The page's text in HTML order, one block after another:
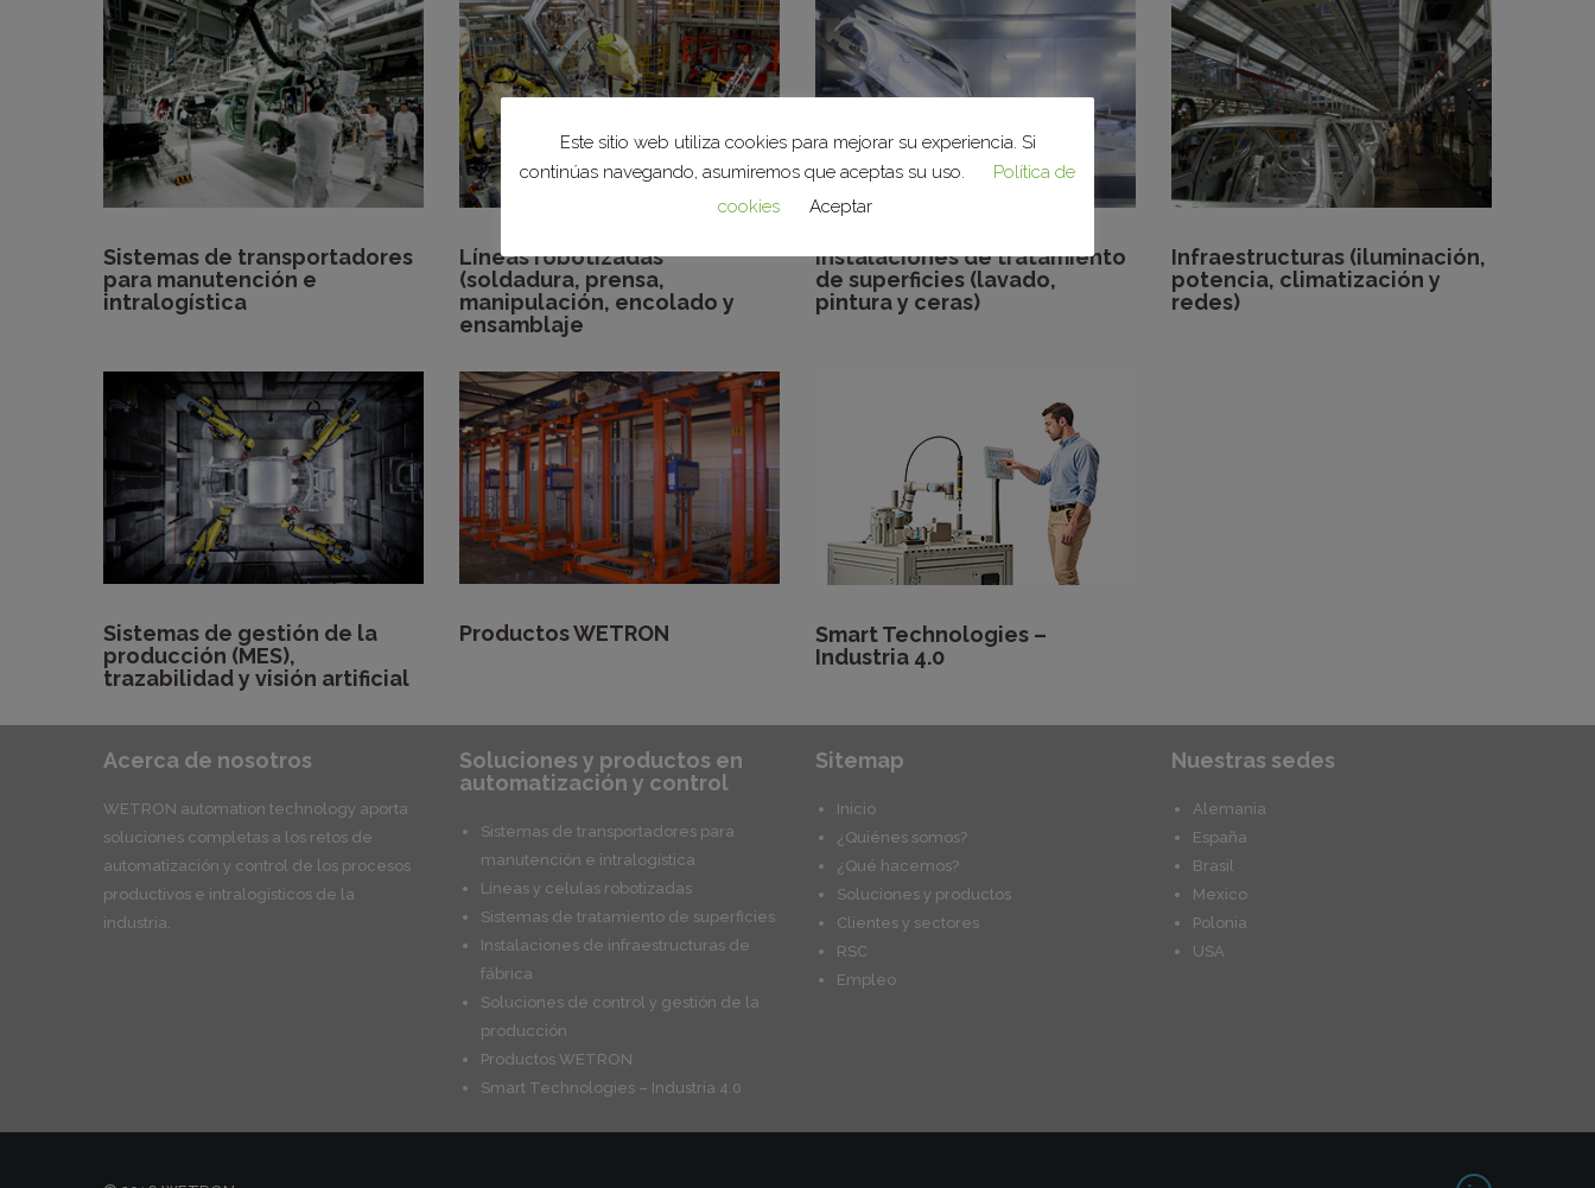
Sistemas de transportadores
para manutención e
intralogística
Líneas robotizadas
(soldadura, prensa,
manipulación, encolado y
ensamblaje
Instalaciones de tratamiento
de superficies (lavado,
pintura y ceras)
Infraestructuras (iluminación,
potencia, climatización y
redes)
Sistemas de gestión de la
producción (MES),
trazabilidad y visión artificial
Productos WETRON
Smart Technologies –
Industria 4.0
Acerca de nosotros
WETRON automation technology aporta
soluciones completas a los retos de
automatización y control de los procesos
productivos e intralogísticos de la
industria.
Soluciones y productos en
automatización y control
Sistemas de transportadores para
manutención e intralogística
Líneas y celulas robotizadas
Sistemas de tratamiento de superficies
Instalaciones de infraestructuras de
fábrica
Soluciones de control y gestión de la
producción
Productos WETRON
Smart Technologies – Industria 4.0
Sitemap
Inicio
¿Quiénes somos?
¿Qué hacemos?
Soluciones y productos
Clientes y sectores
RSC
Empleo
Nuestras sedes
Alemania
España
Brasil
Mexico
Polonia
USA
Este sitio web utiliza cookies para mejorar su experiencia. Si
continúas navegando, asumiremos que aceptas su uso.
Política de
cookies
Aceptar